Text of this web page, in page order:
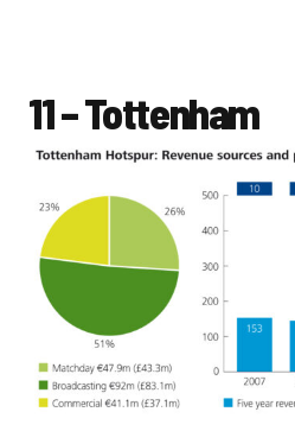
11 – Tottenham